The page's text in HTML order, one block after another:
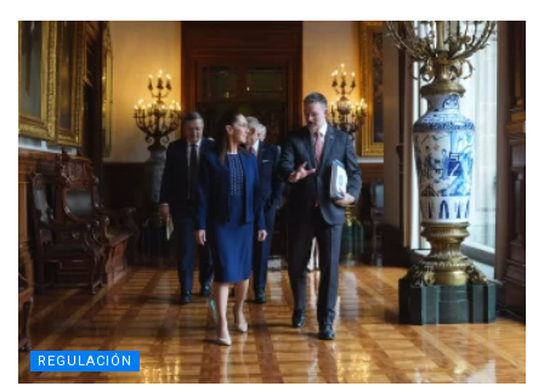
REGULACIÓN